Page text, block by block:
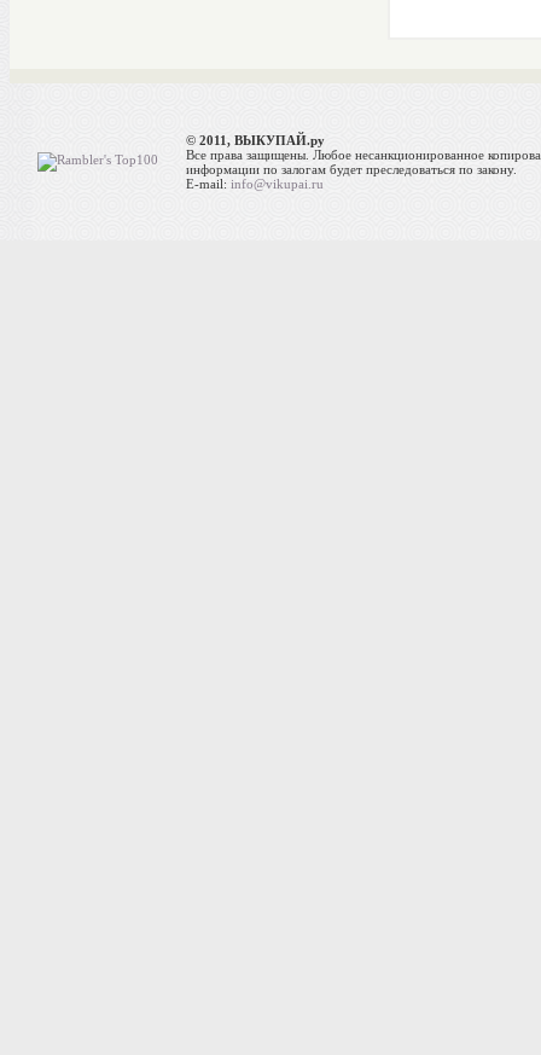
© 2011, ВЫКУПАЙ.ру
Все права защищены. Любое несанкционированное
информации по залогам будет преследоваться по закону.
E-mail:info@vikupai.ru